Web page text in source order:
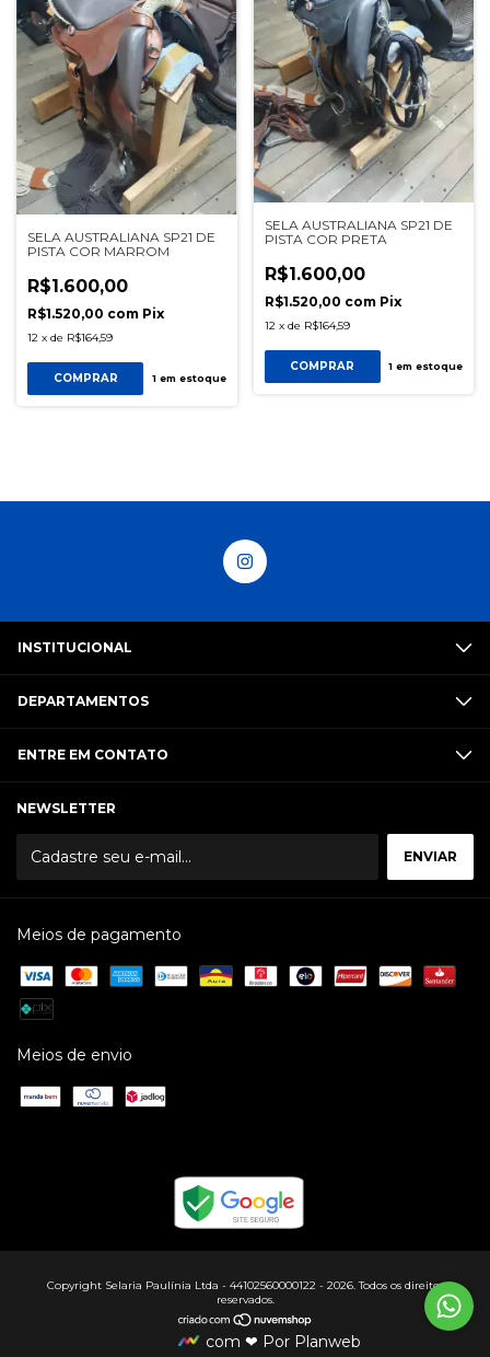
SELA AUSTRALIANA SP21 DE
PISTA COR MARROM
R$1.600,00
R$1.520,00 com Pix
12 x de R$164,59
COMPRAR 1em estoque
SELA AUSTRALIANA SP21 DE
PISTA COR PRETA
R$1.600,00
R$1.520,00 com Pix
12 x de R$164,59
COMPRAR 1 em estoque
INSTITUCIONAL
DEPARTAMENTOS
ENTRE EM CONTATO
NEWSLETTER
Meios de pagamento
Meios de envio
Copyright Selaria Paulínia Ltda - 44102560000122 - 2026. Todos os direitos
reservados.
com ❤ Por Planweb